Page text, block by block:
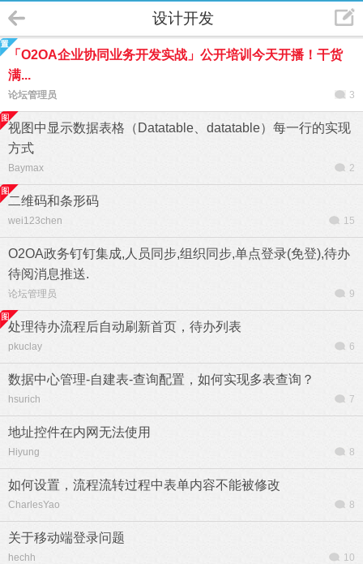
设计开发
「O2OA企业协同业务开发实战」公开培训今天开播！干货
满...
论坛管理员 3
视图中显示数据表格（Datatable、datatable）每一行的实现
方式
Baymax 2
二维码和条形码
wei123chen 15
O2OA政务钉钉集成,人员同步,组织同步,单点登录(免登),待办
待阅消息推送.
论坛管理员 9
处理待办流程后自动刷新首页，待办列表
pkuclay 6
数据中心管理-自建表-查询配置，如何实现多表查询？
hsurich 7
地址控件在内网无法使用
Hiyung 8
如何设置，流程流转过程中表单内容不能被修改
CharlesYao 8
关于移动端登录问题
hechh 10